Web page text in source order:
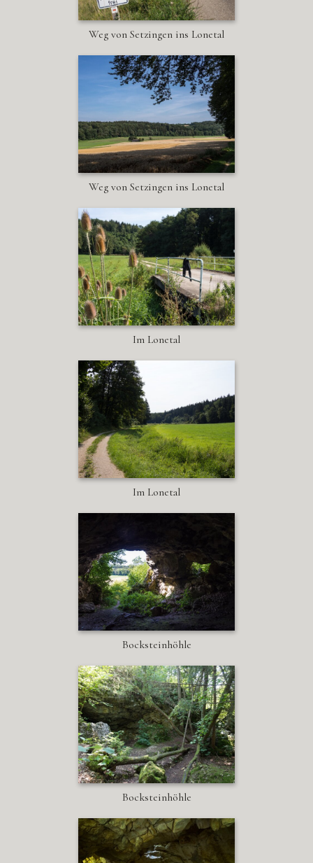
Weg von Setzingen ins Lonetal
Weg von Setzingen ins Lonetal
Im Lonetal
Im Lonetal
Bocksteinhöhle
Bocksteinhöhle